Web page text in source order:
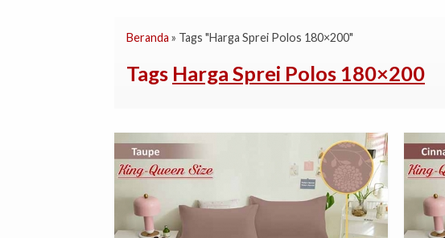
Beranda » Tags "Harga Sprei Polos 180×200"
Tags Harga Sprei Polos 180×200